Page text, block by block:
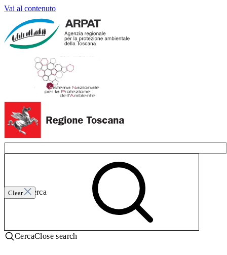
Vai al contenuto
Clear
Invia ricerca
CercaClose search